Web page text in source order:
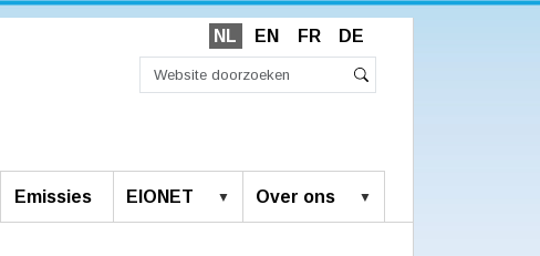
NL EN FR DE
Emissies EIONET Over ons